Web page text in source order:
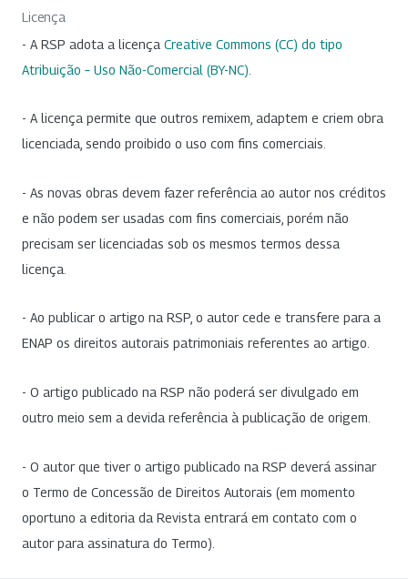
Licença
- A RSP adota a licença Creative Commons (CC) do tipo
Atribuição – Uso Não-Comercial (BY-NC)
- A licença permite que outros remixem, adaptem e criem obra
licenciada, sendo proibido o uso com fins comerciais.
- As novas obras devem fazer referência ao autor nos créditos
e não podem ser usadas com fins comerciais, porém não
precisam ser licenciadas sob os mesmos termos dessa
licença.
- Ao publicar o artigo na RSP, o autor cede e transfere para a
ENAP os direitos autorais patrimoniais referentes ao artigo.
- O artigo publicado na RSP não poderá ser divulgado em
outro meio sem a devida referência à publicação de origem.
- O autor que tiver o artigo publicado na RSP deverá assinar
o Termo de Concessão de Direitos Autorais (em momento
oportuno a editoria da Revista entrará em contato com o
autor para assinatura do Termo).